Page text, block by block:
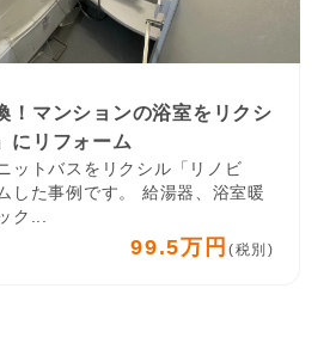
！マンションの浴室をリクシ
にリフォーム
ットバスをリクシル「リノビ
した事例です。 給湯器、浴室暖
ク...
99.5万円 (税別)